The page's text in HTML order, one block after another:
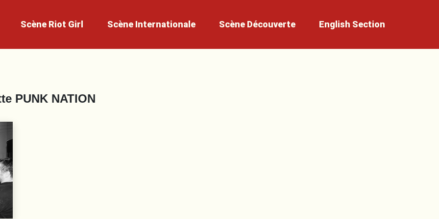
Scène Riot Girl Scène Internationale Scène Découverte English Section
PUNK NATION